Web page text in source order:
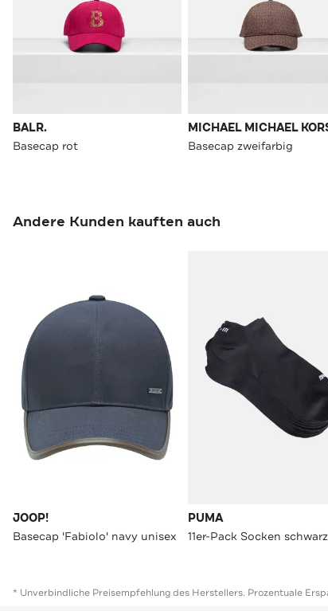
BALR.
Basecap rot
MICHAEL MICHAEL
Basecap zweifarbig
Andere Kunden kauften auch
JOOP!
Basecap 'Fabiolo' navy unisex
PUMA
11er-Pack Socken schwarz
* Unverbindliche Preisempfehlung des Herstellers. Prozentuale